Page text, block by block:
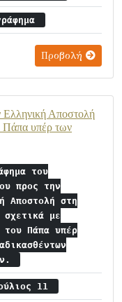
Προβολή
Ελληνική Αποστολή
Πάπα υπέρ των
του
προς την
Αποστολή στη
σχετικά με
του Πάπα υπέρ
11